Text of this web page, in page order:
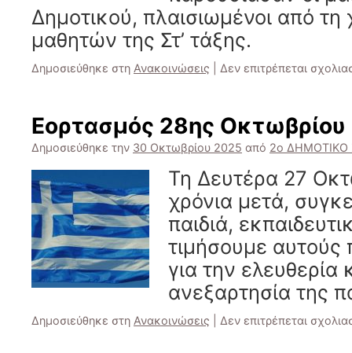
Δημοτικού, πλαισιωμένοι από
μαθητών της Στ’ τάξης.
Δημοσιεύθηκε στη Ανακοινώσεις Δεν επιτρέπεται
Εορτασμός 28ης Οκτωβρίου
Δημοσιεύθηκε την 30 Οκτωβρίου 2025 από 2ο
Τη Δευτέρα 27
χρόνια μετά,
παιδιά,
τιμήσουμε
για την ελευθερία
ανεξαρτησία της
Δημοσιεύθηκε στη Ανακοινώσεις Δεν επιτρέπεται